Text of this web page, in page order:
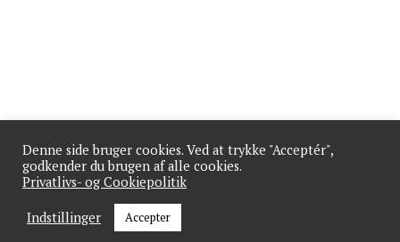
Denne side bruger cookies. Ved at trykke "Acceptér",
godkender du brugen af alle cookies.
Privatlivs- og Cookiepolitik
Indstillinger Accepter